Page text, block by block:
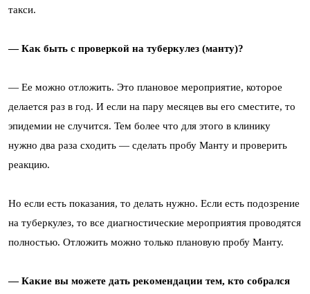
такси.
— Как быть с проверкой на туберкулез (манту)?
— Ее можно отложить. Это плановое мероприятие, которое
делается раз в год. И если на пару месяцев вы его сместите, то
эпидемии не случится. Тем более что для этого в клинику
нужно два раза сходить — сделать пробу Манту и проверить
реакцию.
Но если есть показания, то делать нужно. Если есть подозрение
на туберкулез, то все диагностические мероприятия проводятся
полностью. Отложить можно только плановую пробу Манту.
— Какие вы можете дать рекомендации тем, кто собрался